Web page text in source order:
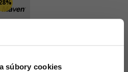
súbory cookies
za pomoci Maven